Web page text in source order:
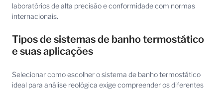
laboratórios de alta precisão e conformidade com normas
internacionais.
Tipos de sistemas de banho termostático
e suas aplicações
Selecionar como escolher o sistema de banho termostático
ideal para análise reológica exige compreender os diferentes